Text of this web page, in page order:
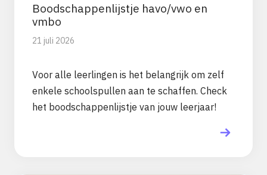
Boodschappenlijstje havo/vwo en
vmbo
21 juli 2026
Voor alle leerlingen is het belangrijk om zelf
enkele schoolspullen aan te schaffen. Check
het boodschappenlijstje van jouw leerjaar!